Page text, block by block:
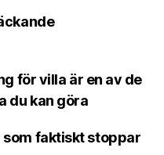
för villa är en av de
du kan göra
faktiskt stoppar